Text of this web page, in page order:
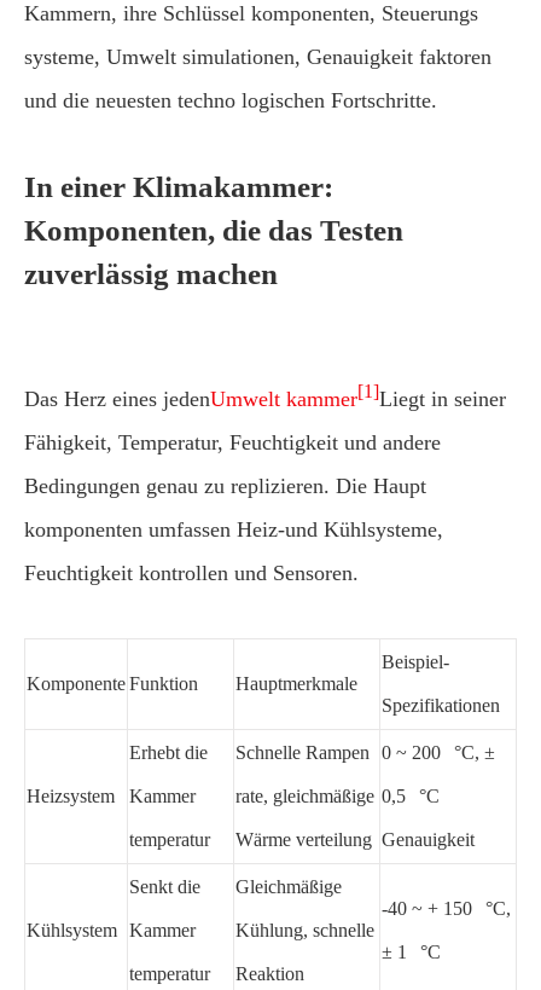
Kammern, ihre Schlüssel komponenten, Steuerungs
systeme, Umwelt simulationen, Genauigkeit faktoren
und die neuesten techno logischen Fortschritte.
In einer Klimakammer:
Komponenten, die das Testen
zuverlässig machen
Das Herz eines jedenUmwelt kammer[1]Liegt in seiner
Fähigkeit, Temperatur, Feuchtigkeit und andere
Bedingungen genau zu replizieren. Die Haupt
komponenten umfassen Heiz-und Kühlsysteme,
Feuchtigkeit kontrollen und Sensoren.
KomponenteFunktion Hauptmerkmale
Beispiel-
Spezifikationen
Heizsystem
Erhebt die
Kammer
temperatur
Schnelle Rampen
rate, gleichmäßige
Wärme verteilung
0 ~ 200 °C, ±
0,5 °C
Genauigkeit
Kühlsystem
Senkt die
Kammer
temperatur
Gleichmäßige
Kühlung, schnelle
Reaktion
-40 ~ + 150 °C,
± 1 °C